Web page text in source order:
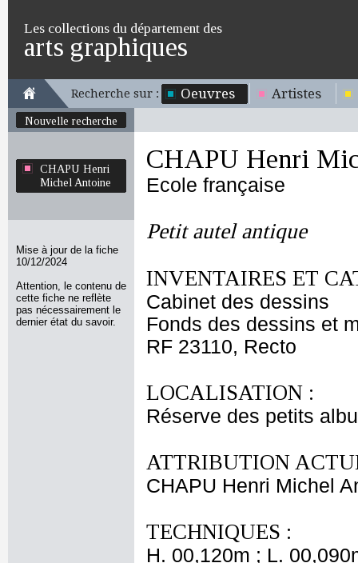
Les collections du département des
arts graphiques
Recherche sur : Oeuvres Artistes
Nouvelle recherche
CHAPU Henri
Michel Antoine
Mise à jour de la fiche
10/12/2024
Attention, le contenu de
cette fiche ne reflète
pas nécessairement le
dernier état du savoir.
CHAPU Henri
Ecole française
Petit autel antique
INVENTAIRES ET
Cabinet des dessins
Fonds des dessins et
RF 23110, Recto
LOCALISATION :
Réserve des petits
ATTRIBUTION
CHAPU Henri Michel
TECHNIQUES :
H. 00,120m ; L.